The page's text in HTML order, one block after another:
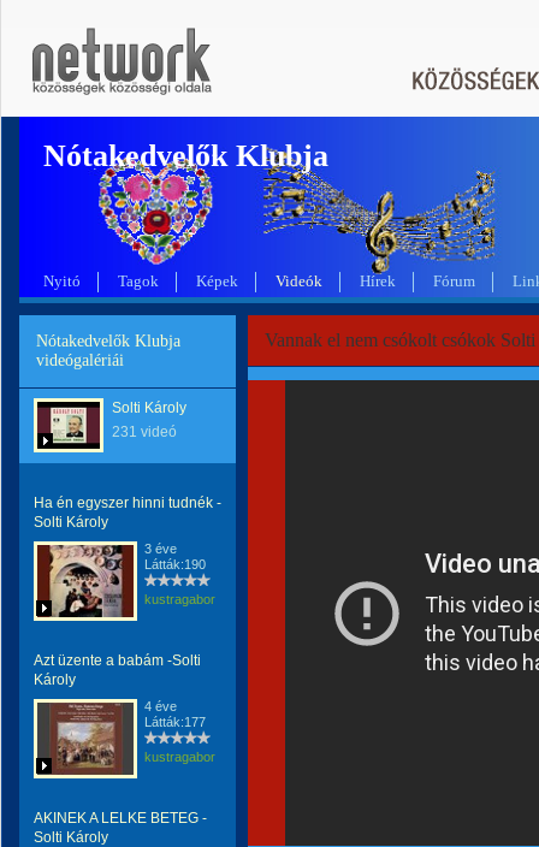
Nótakedvelők Klubja
Nyitó Tagok Képek Videók Hírek Fórum
Nótakedvelők Klubja
videógalériái
Solti Károly
231 videó
Ha én egyszer hinni tudnék -
Solti Károly
3 éve
Látták:190
kustragabor
Azt üzente a babám -Solti
Károly
4 éve
Látták:177
kustragabor
AKINEK A LELKE BETEG -
Solti Károly
Vannak el nem csókolt csókok